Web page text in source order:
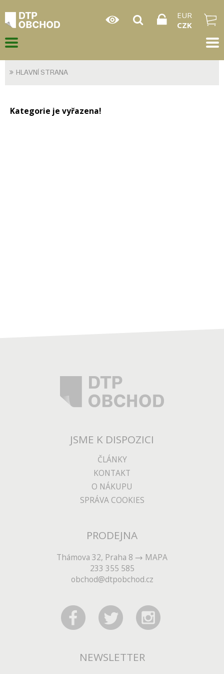
EUR
CZK
HLAVNÍ STRANA
Kategorie je vyřazena!
JSME K DISPOZICI
ČLÁNKY
KONTAKT
O NÁKUPU
SPRÁVA COOKIES
PRODEJNA
Thámova 32, Praha 8
MAPA
233 355 585
obchod@dtpobchod.cz
NEWSLETTER